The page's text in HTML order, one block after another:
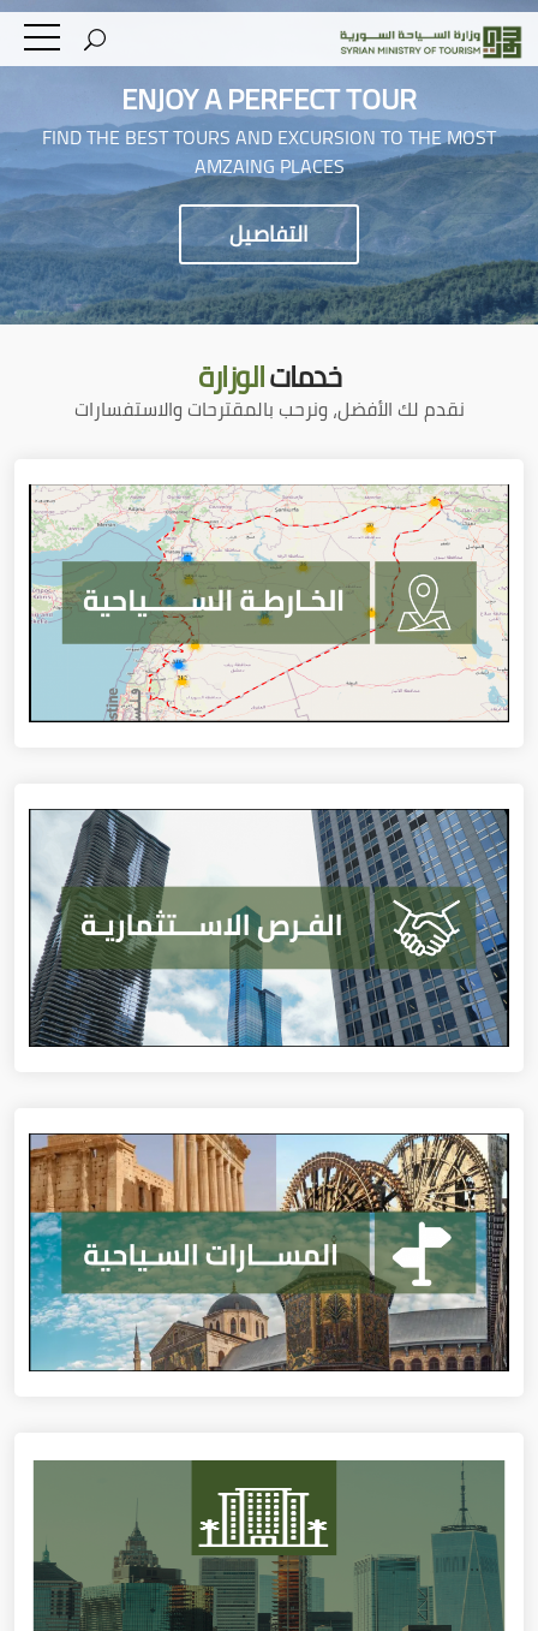
ENJOY A PERFECT TOUR
FIND THE BEST TOURS AND EXCURSION TO THE MOST
AMZAING PLACES
التفاصيل
خدماتالوزارة
نقدم لك الأفضل، ونرحب بالمقترحات والاستفسارات